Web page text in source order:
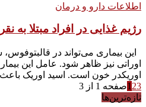
اطلاعات دارو و درمان
رژیم غذایی در افراد مبتلا
این بیماری می‌تواند در
اوراتی نیز ظاهر شود. عامل این
اوریکدر خون است. اسید اوریک
1 23
صفحه 1 از 3
تازه‌ترین‌ها